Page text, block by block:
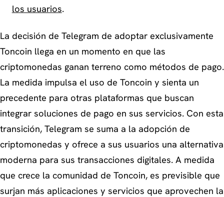
los usuarios.
La decisión de Telegram de adoptar exclusivamente
Toncoin llega en un momento en que las
criptomonedas ganan terreno como métodos de pago.
La medida impulsa el uso de Toncoin y sienta un
precedente para otras plataformas que buscan
integrar soluciones de pago en sus servicios. Con esta
transición, Telegram se suma a la adopción de
criptomonedas y ofrece a sus usuarios una alternativa
moderna para sus transacciones digitales. A medida
que crece la comunidad de Toncoin, es previsible que
surjan más aplicaciones y servicios que aprovechen la